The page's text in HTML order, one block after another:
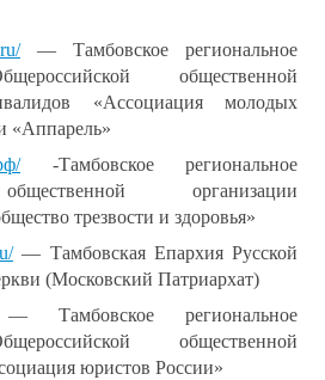
— Тамбовское региональное
общественной
«Ассоциация молодых
«Аппарель»
-Тамбовское региональное
организации
трезвости и здоровья»
— Тамбовская Епархия Русской
(Московский Патриархат)
региональное
общественной
юристов России»